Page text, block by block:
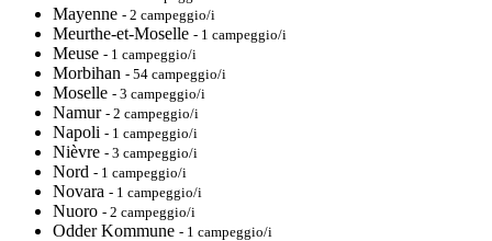
Mayenne - 2 campeggio/i
Meurthe-et-Moselle - 1 campeggio/i
Meuse - 1 campeggio/i
Morbihan - 54 campeggio/i
Moselle - 3 campeggio/i
Namur - 2 campeggio/i
Napoli - 1 campeggio/i
Nièvre - 3 campeggio/i
Nord - 1 campeggio/i
Novara - 1 campeggio/i
Nuoro - 2 campeggio/i
Odder Kommune - 1 campeggio/i